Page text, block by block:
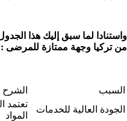
واستنادا لما سبق إليك هذا
من تركيا وجهة ممتازة للمرضى :
السبب
الشرح
الجودة العالية للخدمات
تعتمد
المواد